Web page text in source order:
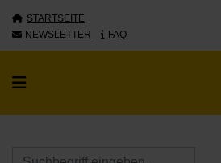
STARTSEITE
NEWSLETTER
FAQ